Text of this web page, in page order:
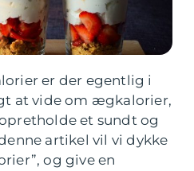
er der egentlig i
at vide om ægkalorier,
et sundt og
artikel vil vi dykke
og give en